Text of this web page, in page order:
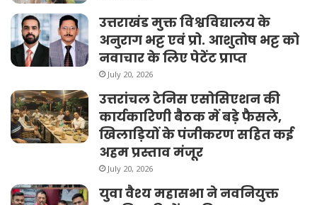
उत्तराखंड मुक्त विश्वविद्यालय के
अनुराग भट्ट एवं प्रो. आशुतोष भट्ट को
नवाचार के लिए पेटेंट प्राप्त
July 20, 2026
उत्तरांचल टेनिस एसोसिएशन की
कार्यकारिणी बैठक में बड़े फैसले,
खिलाड़ियों के पंजीकरण सहित कई
अहम प्रस्ताव मंजूर
July 20, 2026
युवा वैश्य महासभा ने नवनियुक्त